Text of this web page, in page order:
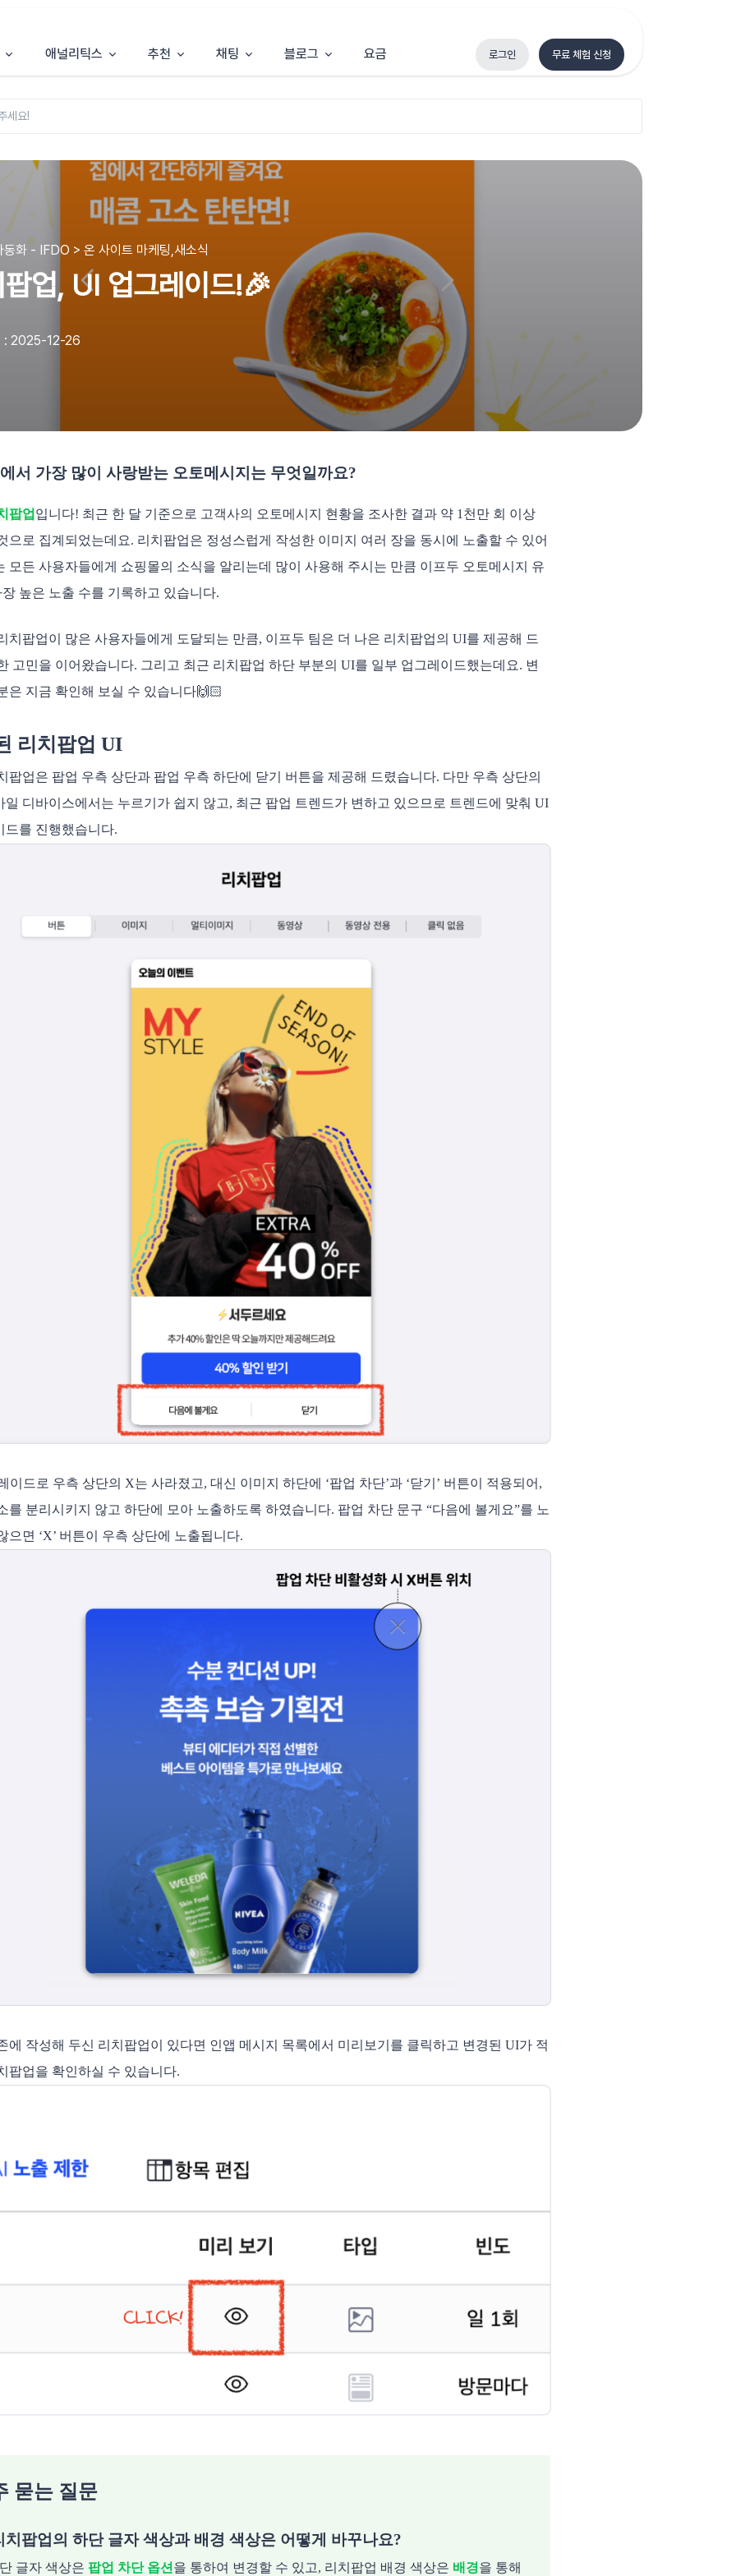
애널리틱스 추천 채팅 블로그 요금 로그인 무료 체험 신청
동화 - IFDO > 온 사이트 마케팅,새소식
팝업, UI 업그레이드!🎉
: 2025-12-26
서 가장 많이 사랑받는 오토메시지는 무엇일까요?
팝업 입니다! 최근 한 달 기준으로 고객사의 오토메시지 현황을 조사한 결과 약 1천만 회 이상
으로 집계되었는데요. 리치팝업은 정성스럽게 작성한 이미지 여러 장을 동시에 노출할 수 있어
모든 사용자들에게 쇼핑몰의 소식을 알리는데 많이 사용해 주시는 만큼 이프두 오토메시지 유
장 높은 노출 수를 기록하고 있습니다.
치팝업이 많은 사용자들에게 도달되는 만큼, 이프두 팀은 더 나은 리치팝업의 UI를 제공해 드
고민을 이어왔습니다. 그리고 최근 리치팝업 하단 부분의 UI를 일부 업그레이드했는데요. 변
은 지금 확인해 보실 수 있습니다🙌🏻
리치팝업 UI
팝업은 팝업 우측 상단과 팝업 우측 하단에 닫기 버튼을 제공해 드렸습니다. 다만 우측 상단의
일 디바이스에서는 누르기가 쉽지 않고, 최근 팝업 트렌드가 변하고 있으므로 트렌드에 맞춰 UI
드를 진행했습니다.
이드로 우측 상단의 X는 사라졌고, 대신 이미지 하단에 ‘팝업 차단’과 ‘닫기’ 버튼이 적용되어,
를 분리시키지 않고 하단에 모아 노출하도록 하였습니다. 팝업 차단 문구 “다음에 볼게요”를 노
으면 ‘X’ 버튼이 우측 상단에 노출됩니다.
에 작성해 두신 리치팝업이 있다면 인앱 메시지 목록에서 미리보기를 클릭하고 변경된 UI가 적
팝업을 확인하실 수 있습니다.
묻는 질문
치팝업의 하단 글자 색상과 배경 색상은 어떻게 바꾸나요?
글자 색상은 팝업 차단 옵션 을 통하여 변경할 수 있고, 리치팝업 배경 색상은 배경을 통해